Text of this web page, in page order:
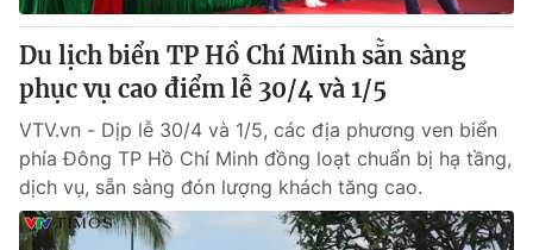
Tư vấn
Chuyên mục khác
Emagazine Podcast
Photo Infographic
Video Shorts video
Du lịch biển TP Hồ Chí Minh sẵn sàng
phục vụ cao điểm lễ 30/4 và 1/5
VTV.vn - Dịp lễ 30/4 và 1/5, các địa phương ven biển
phía Đông TP Hồ Chí Minh đồng loạt chuẩn bị hạ tầng,
dịch vụ, sẵn sàng đón lượng khách tăng cao.